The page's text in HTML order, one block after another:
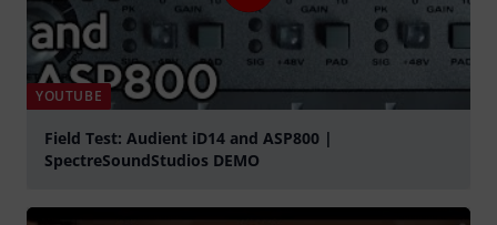
YOUTUBE
Field Test: Audient iD14 and ASP800 |
SpectreSoundStudios DEMO